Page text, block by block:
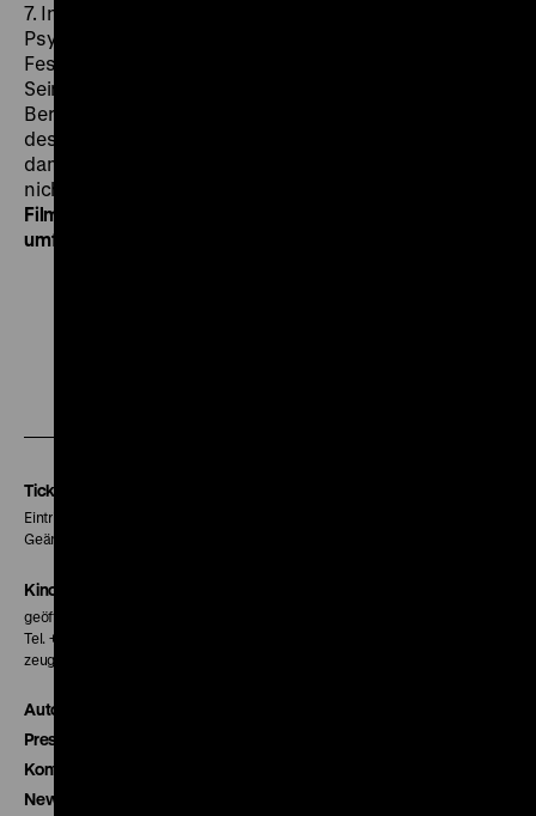
7. Internationalen Forums des Jungen Films 1977) Das
Psychogramm lief auch auf zahlreichen weiteren
Festivals weltweit, wurde beachtet und ausgezeichnet.
Seine Erstsendung erlebte der unübersehbar in West-
Berlin gedrehte Film 1979 im dritten Fernsehprogramm
des WDR. Über eine Ausstrahlung in einem Kanal, der
damals auch in Berlin empfangen werden konnte, ist
nichts bekannt. (gym)
Filme von Sohrab Shahid Saless im Rahmen einer
umfangreichen Retrospektive.
Tickets
Eintritt 5 €
Geänderte Preise sind im Programm vermerkt.
Kinokasse
geöffnet 30 Minuten vor Beginn der ersten Vorstellung
Tel. + 49 30 20304-770
zeughauskino@dhm.de
Autor*innen
Presse
Kontakt
Newsletter